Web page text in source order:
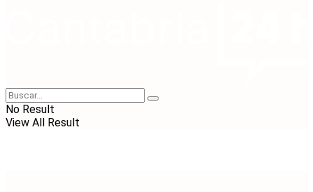
No Result
View All Result